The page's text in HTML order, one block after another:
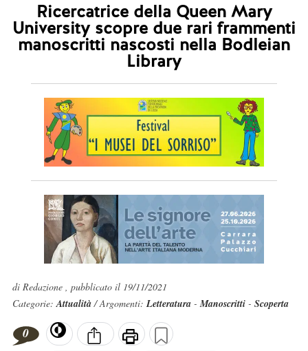
Ricercatrice della Queen Mary
University scopre due rari frammenti
manoscritti nascosti nella Bodleian
Library
di Redazione , pubblicato il 19/11/2021
Categorie:Attualità/ Argomenti:Letteratura-Manoscritti- Scoperta
0